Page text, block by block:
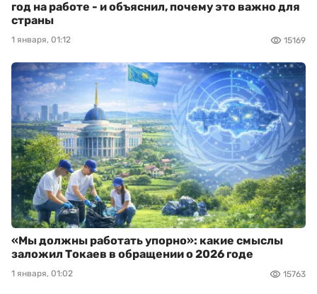
год на работе - и объяснил, почему это важно для
страны
1 января, 01:12 15169
«Мы должны работать упорно»: какие смыслы
заложил Токаев в обращении о 2026 годе
1 января, 01:02 15763